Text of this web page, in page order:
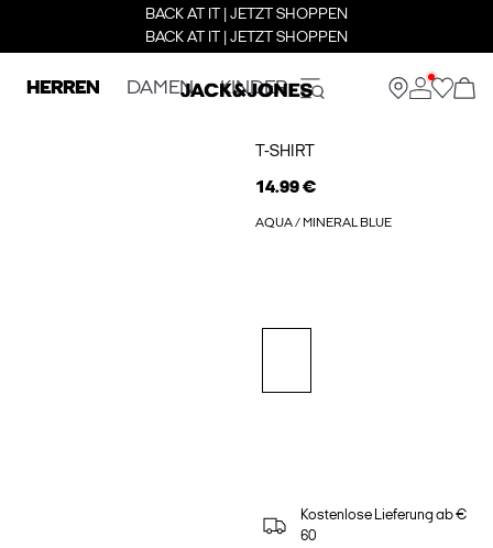
BACK AT IT | JETZT SHOPPEN
BACK AT IT | JETZT SHOPPEN
HERREN DAMEN KINDER
T-SHIRT
14.99 €
AQUA / MINERAL BLUE
Kostenlose Lieferung ab €
60